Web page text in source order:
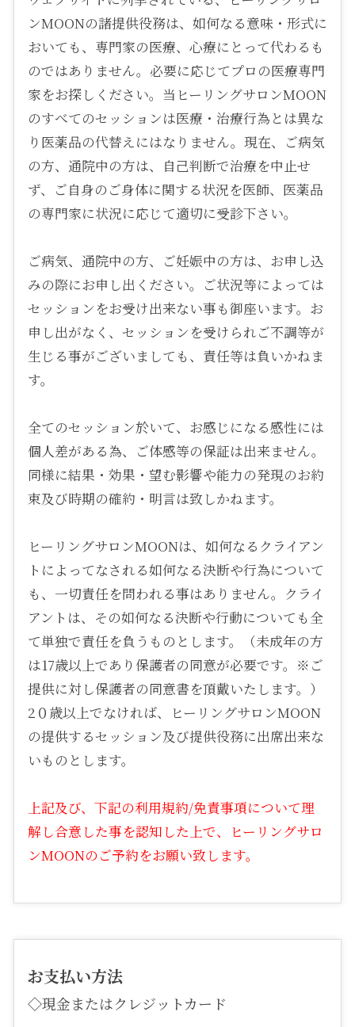
ンMOONの諸提供役務は、如何なる意味・形式に
おいても、専門家の医療、心療にとって代わるも
のではありません。必要に応じてプロの医療専門
家をお探しください。当ヒーリングサロンMOON
のすべてのセッションは医療・治療行為とは異な
り医薬品の代替えにはなりません。現在、ご病気
の方、通院中の方は、自己判断で治療を中止せ
ず、ご自身のご身体に関する状況を医師、医薬品
の専門家に状況に応じて適切に受診下さい。
ご病気、通院中の方、ご妊娠中の方は、お申し込
みの際にお申し出ください。ご状況等によっては
セッションをお受け出来ない事も御座います。お
申し出がなく、セッションを受けられご不調等が
生じる事がございましても、責任等は負いかねま
す。
全てのセッション於いて、お感じになる感性には
個人差がある為、ご体感等の保証は出来ません。
同様に結果・効果・望む影響や能力の発現のお約
束及び時期の確約・明言は致しかねます。
ヒーリングサロンMOONは、如何なるクライアン
トによってなされる如何なる決断や行為について
も、一切責任を問われる事はありません。クライ
アントは、その如何なる決断や行動についても全
て単独で責任を負うものとします。（未成年の方
は17歳以上であり保護者の同意が必要です。※ご
提供に対し保護者の同意書を頂戴いたします。）
2０歳以上でなければ、ヒーリングサロンMOON
の提供するセッション及び提供役務に出席出来な
いものとします。
上記及び、下記の利用規約/免責事項について理
解し合意した事を認知した上で、ヒーリングサロ
ンMOONのご予約をお願い致します。
お支払い方法
◇現金またはクレジットカード